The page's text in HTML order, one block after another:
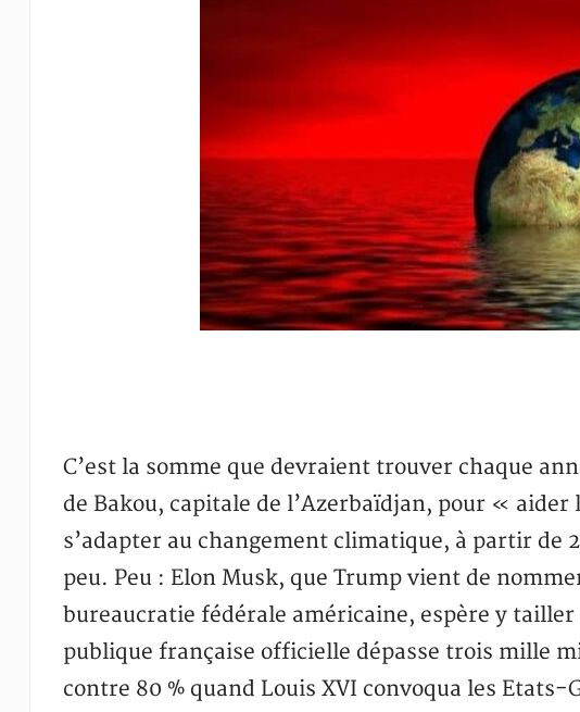
C’est la somme que devraient trouver chaque
de Bakou, capitale de l’Azerbaïdjan, pour « aider
s’adapter au changement climatique, à partir de
peu. Peu : Elon Musk, que Trump vient de
bureaucratie fédérale américaine, espère y
publique française officielle dépasse trois mille
contre 80 % quand Louis XVI convoqua les Etats-